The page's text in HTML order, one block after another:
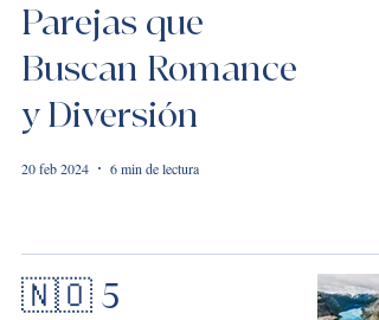
Parejas que
Buscan Romance
y Diversión
20 feb 2024 6 min de lectura
🇳🇴 5